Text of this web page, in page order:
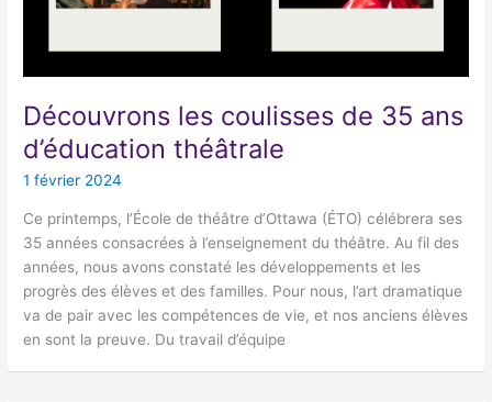
Découvrons les coulisses de 35 ans
d’éducation théâtrale
1 février 2024
Ce printemps, l’École de théâtre d’Ottawa (ÉTO) célébrera ses
35 années consacrées à l’enseignement du théâtre. Au fil des
années, nous avons constaté les développements et les
progrès des élèves et des familles. Pour nous, l’art dramatique
va de pair avec les compétences de vie, et nos anciens élèves
en sont la preuve. Du travail d’équipe